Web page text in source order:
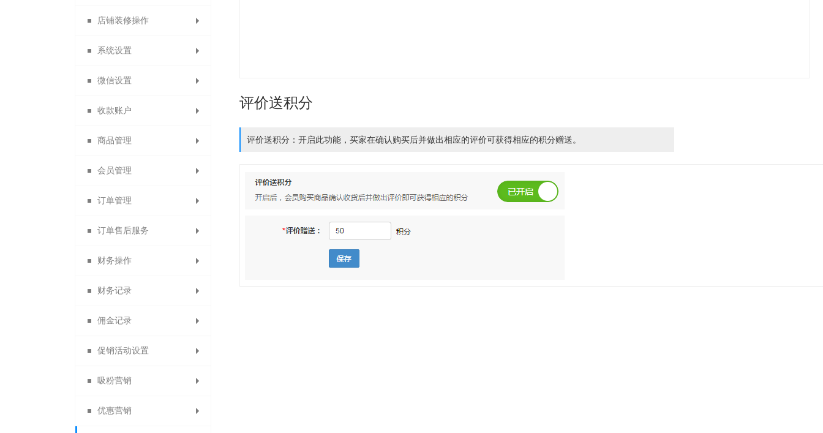
店铺主页
会员主页
分销说明
商品列表导航
自定义通用模块
商品详情页
商品限购提示页
商品分类
自定义类目
发布商品
商品分组
店铺装修操作
主页装修
模块装修
系统设置
货到付款
店铺信息
功能名称设置
提现设置
云账户设置
找人代付
线下付款
货到付款
自动确认收货设置
自动取消订单
浮动公告设置
服务承诺
微信设置
消息设置
微信设置
消息设置
模板消息
自定义菜单
素材库管理
首次关注
自动回复
信息托管
客服功能
一键关注
收款账户
合利宝分账
微信收款账号
支付宝收款账号
paypal收款账号
京东支付
贝宝收款账号
银联支付收款账号
快钱
易宝收款账号
开联通
商品管理
出售中的商品
仓库中的商品
已售罄的商品
批量修改商品
警戒商品
会员管理
会员列表
会员设置
会员等级
会员卡
会员权益
会员分组
会员导出
备份会员导入
订单管理
所有订单
虚拟库存订单
删除日志
批量发货
订单售后服务
退换货审核
商品评价
退货理由
付款查询
退换货设置
财务操作
代理商业绩奖励
提现申请管理
佣金转余额申请列表
线下充值管理
分账审核
财务记录
供应商提现记录
提现记录
驳回记录
分账记录
佣金记录
分销商佣金
代理商佣金
订货商佣金
促销活动设置
限时秒杀
限时打折
吸粉营销
投票管理
优惠营销
评价送积分
评价送积分：开启此功能，买家在确认购买后并做出相应的评价可获得相应的积分赠送。